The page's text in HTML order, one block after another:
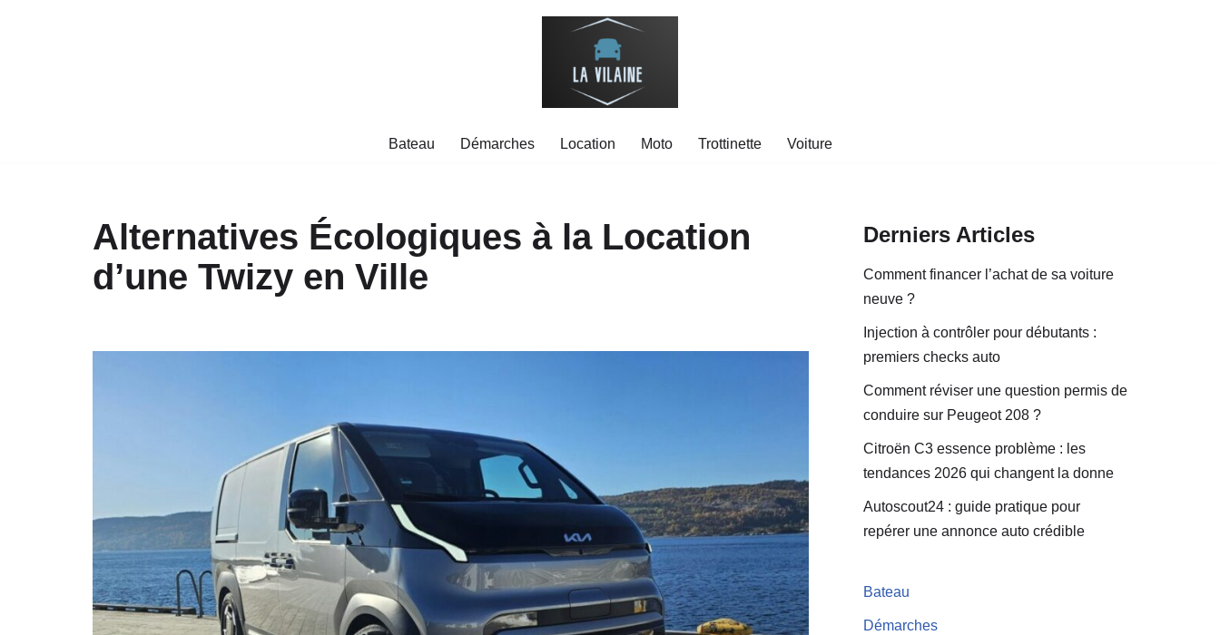
Bateau Démarches Location Moto Trottinette Voiture
Alternatives Écologiques à la Location
d’une Twizy en Ville
Derniers Articles
Comment financer l’achat de sa voiture
neuve ?
Injection à contrôler pour débutants :
premiers checks auto
Comment réviser une question permis de
conduire sur Peugeot 208 ?
Citroën C3 essence problème : les
tendances 2026 qui changent la donne
Autoscout24 : guide pratique pour
repérer une annonce auto crédible
Bateau
Démarches